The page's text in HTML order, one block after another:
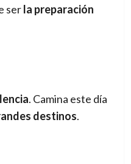
serla preparación
. Camina este día
destinos.